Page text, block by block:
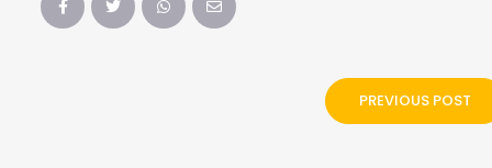
PREVIOUS POST